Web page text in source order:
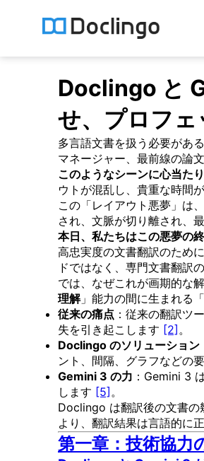
Doclingo と
せ、プロフェ
多言語文書を扱う必要があ
マネージャー、最前線の論
このようなシーンに心当た
ウトが混乱し、貴重な時間
この「レイアウト悪夢」は
され、文脈が切り離され、
本日、私たちはこの悪夢の
高忠実度の文書翻訳のため
ドではなく、専門文書翻訳
では、なぜこれが画期的な
理解」能力の間に生まれる
従来の痛点 ：従来の翻訳ツ
失を引き起こします [2] 。
Doclingo のソリューション
ント、間隔、グラフなどの
Gemini 3 の力 ：Gemini 3
します [5] 。
Doclingo は翻訳後の文書の
より、翻訳結果は言語的に
第一章：技術協力